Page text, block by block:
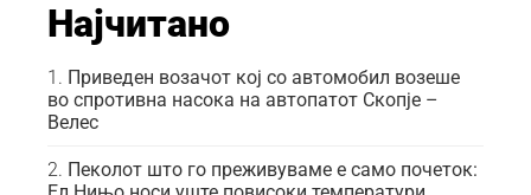
Најчитано
Приведен возачот кој со автомобил возеше
во спротивна насока на автопатот Скопје –
Велес
Пеколот што го преживуваме е само почеток: